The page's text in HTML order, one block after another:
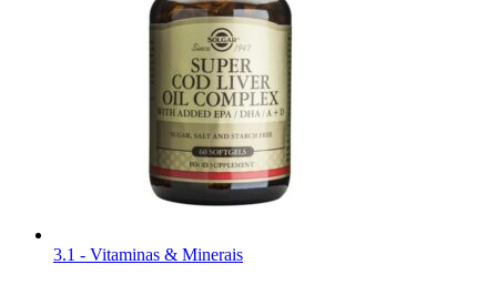
3.1 - Vitaminas & Minerais